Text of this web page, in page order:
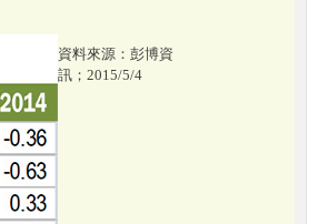
資料來源：彭博資
訊；2015/5/4